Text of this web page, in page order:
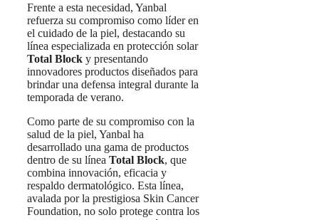
Frente a esta necesidad, Yanbal
refuerza su compromiso como líder en
el cuidado de la piel, destacando su
línea especializada en protección solar
Total Block y presentando
innovadores productos diseñados para
brindar una defensa integral durante la
temporada de verano.
Como parte de su compromiso con la
salud de la piel, Yanbal ha
desarrollado una gama de productos
dentro de su línea Total Block, que
combina innovación, eficacia y
respaldo dermatológico. Esta línea,
avalada por la prestigiosa Skin Cancer
Foundation, no solo protege contra los